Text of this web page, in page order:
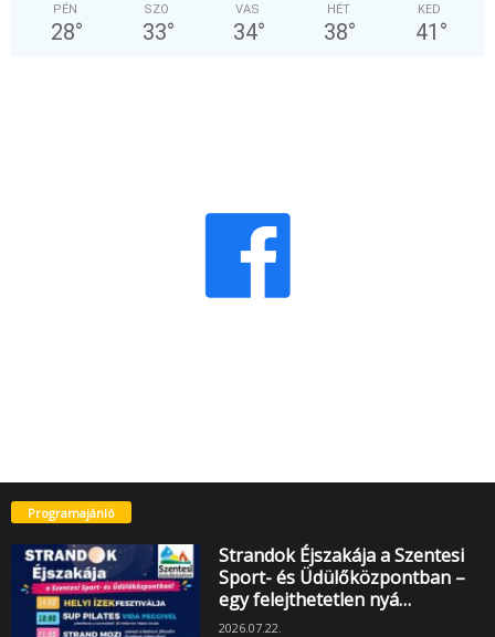
PÉN
28°
SZO
33°
VAS
34°
HÉT
38°
KED
41 °
Programajánló
Strandok Éjszakája a Szentesi
Sport- és Üdülőközpontban –
egy felejthetetlen nyá…
2026.07.22.